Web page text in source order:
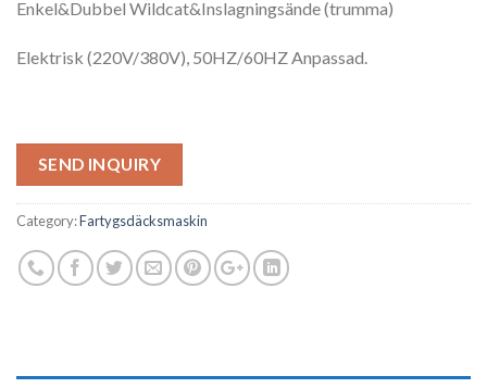
Enkel&Dubbel Wildcat&Inslagningsände (trumma)
Elektrisk (220V/380V), 50HZ/60HZ Anpassad.
SEND INQUIRY
Category:Fartygsdäcksmaskin